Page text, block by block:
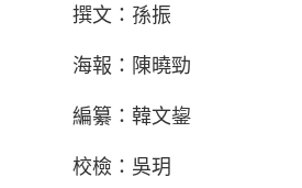
撰文：孫振
海報：陳曉勁
編纂：韓文鋆
校檢：吳玥